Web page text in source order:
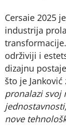
Cersaie 2025
industrija
održiviji i
dizajnu
što je
pronalazi svoj
nove